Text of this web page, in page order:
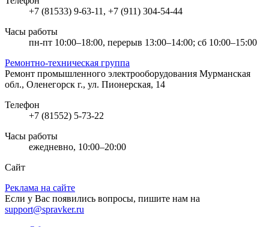
+7 (81533) 9-63-11, +7 (911) 304-54-44
Часы работы
пн-пт 10:00–18:00, перерыв 13:00–14:00; сб 10:00–15:00
Ремонтно-техническая группа
Ремонт промышленного электрооборудования Мурманская
обл., Оленегорск г., ул. Пионерская, 14
Телефон
+7 (81552) 5-73-22
Часы работы
ежедневно, 10:00–20:00
Сайт
Реклама на сайте
Если у Вас появились вопросы, пишите нам на
support@spravker.ru